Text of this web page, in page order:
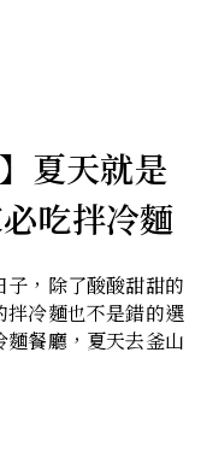
夏天就是
吃拌冷麵
子，除了酸酸甜甜的
拌冷麵也不是錯的選
麵餐廳，夏天去釜山